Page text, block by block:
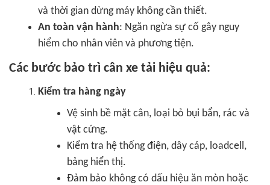
và thời gian dừng máy không cần thiết.
An toàn vận hành: Ngăn ngừa sự cố gây nguy
hiểm cho nhân viên và phương tiện.
Các bước bảo trì cân xe tải hiệu quả:
Kiểm tra hàng ngày
Vệ sinh bề mặt cân, loại bỏ bụi bẩn, rác và
vật cứng.
Kiểm tra hệ thống điện, dây cáp, loadcell,
bảng hiển thị.
Đảm bảo không có dấu hiệu ăn mòn hoặc